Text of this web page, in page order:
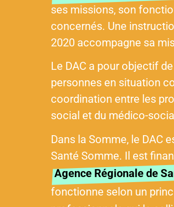
ses missions, son
concernés. Une
2020 accompagne sa
Le DAC a pour objectif
personnes en situation
coordination entre les
social et du médico-
Dans la Somme, le DAC
Santé Somme. Il est
Agence Régionale de
fonctionne selon un